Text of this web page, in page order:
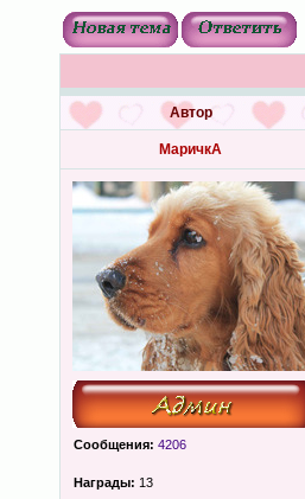
Автор
МаричкА
Сообщения: 4206
Награды: 13